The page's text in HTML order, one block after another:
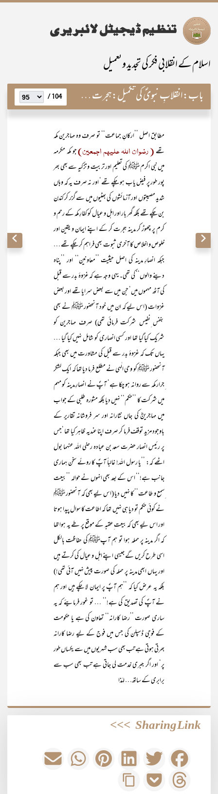
اسلام کے انقلابی فکر کی تجدید و تعمیل
باب:انقلابِ نبویؐ کی تکمیل:ہجرت کے موقع پر یا فتح ِمکہ ّکے بعد؟ 104 /
مطابق اصل ’’ارکانِ جماعت‘‘ تو صرف وہ مہاجرین مکہ
تھے( رضوان اللہ علیہم اجمعین)جو مکہ مکرمہ
میں نبی اکرم ﷺ کی تعلیم اور تربیت و تزکیہ سے بھی بھر
پور طور پر فیض یاب ہو چکے تھے‘ اور نہ صرف یہ کہ وہاں
شدید مصیبتوں اور آزمائشوں کی بھٹیوں میں سے گزر کر کندن
بن چکے تھے بلکہ گھر بار اور اہل و عیال کو کفارِ مکہ کے رحم و
کرم پر چھوڑ کر مدینہ ہجرت کر کے اپنے ایمان و یقین اور
خلوص و اخلاص کا آخری ثبوت بھی فراہم کر چکے تھے …
جبکہ انصارِ مدینہ کی اصل حیثیت ’’معاونین‘‘ اور ’’پناہ
دینے والوں‘‘ کی تھی۔ یہی وجہ ہے کہ غزوۂ بدر سے قبل
کی آٹھ مہموں میں‘ جن میں سے بعض سرایا تھے اور بعض
غزوات (اس لیے کہ ان میں خود آنحضور ﷺ نے بھی
بنفس ِنفیس شرکت فرمائی تھی) صرف مہاجرین کو
شریک کیا گیا تھا اور کسی انصاری کو شامل نہیں کیا گیا …
یہاں تک کہ غزوۂ بدر سے قبل کی مشاورت میں بھی جبکہ
آنحضور ﷺ کو وحی الٰہی نے مطلع فرما دیا تھا کہ ایک لشکر
ِجرار مکہ سے روانہ ہو چکا ہے‘ آپؐ نے انصارِ مدینہ کو مہم
میں شرکت کا ’’حکم‘‘ نہیں دیا بلکہ مشورہ طلبی کے جواب
میں مہاجرینؓ کی جاں نثارانہ اور سر فروشانہ تقاریر کے
باوجود مزید توقف فرما کر صرف اپنا عندیہ ظاہر کیا تھا ‘جس
پر رئیس انصار حضرت سعد بن عبادہ رضی اللہ عنہما بول
اٹھے کہ: ’’یا رسول اللہ! غالباً آپؐ کا روئے سخن ہماری
جانب ہے!‘‘ اس کے بعد بھی انہوں نے حوالہ ’’بیعت
ِسمع و طاعت‘‘ کا نہیں دیا (اس لیے بھی کہ آنحضور ﷺ
نے کوئی حکم تو دیا ہی نہیں تھا کہ اطاعت کا سوال پیدا ہوتا
اور اس لیے بھی کہ بیعت ِعقبہ کے موقع پر طے یہ ہوا تھا
کہ اگر مدینہ پر حملہ ہوا تو ہم آپﷺ کی حفاظت بالکل
اسی طرح کریں گے جیسی اپنے اہل و عیال کی کرتے ہیں
اور یہاں ابھی مدینہ پر حملہ کی صورت پیش نہیں آئی تھی!)
بلکہ یہ عرض کیا کہ ’’ہم آپؐ پر ایمان لا چکے ہیں اور ہم
نے آپؐ کی تصدیق کی ہے!‘‘ … تو غور فرمایئے کہ یہ
ساری صورت ’’رضا کارانہ‘‘ تعاون کی ہے یا حکومت
کے فوجی ڈسپلن کی جس میں فوج کے لیے رضا کارانہ
بھرتی ہوتی ہے تب بھی سب شہریوں میں سے یکساں طور
پر‘ اور اگر جبری خدمت لی جاتی ہے تب بھی سب سے
برابری کے ساتھ… لہٰذا
Sharing Link
>>>